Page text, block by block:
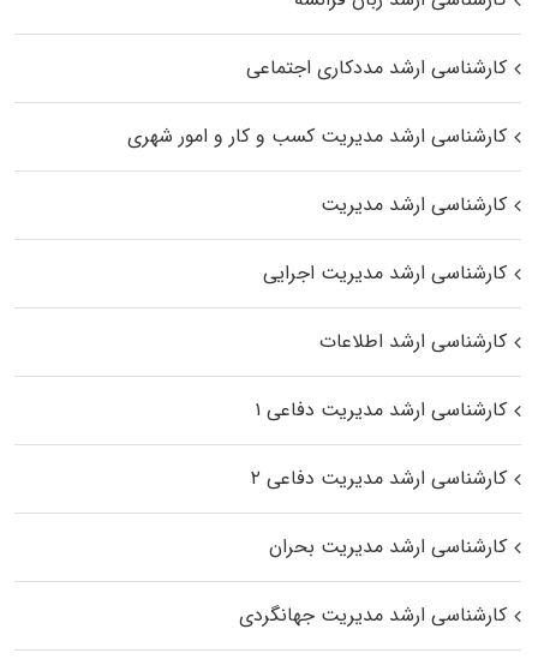
کارشناسی ارشد مددکاری اجتماعی
کارشناسی ارشد مدیریت کسب و کار و امور شهری
کارشناسی ارشد مدیریت
کارشناسی ارشد مدیریت اجرایی
کارشناسی ارشد اطلاعات
کارشناسی ارشد مدیریت دفاعی ۱
کارشناسی ارشد مدیریت دفاعی ۲
کارشناسی ارشد مدیریت بحران
کارشناسی ارشد مدیریت جهانگردی